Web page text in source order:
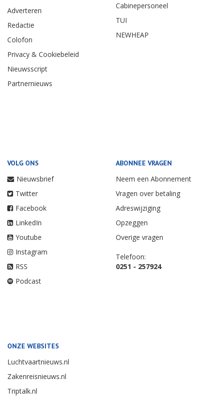
Adverteren
Redactie
Colofon
Privacy & Cookiebeleid
Nieuwsscript
Partnernieuws
Cabinepersoneel
TUI
NEWHEAP
VOLG ONS
Nieuwsbrief
Twitter
Facebook
LinkedIn
Youtube
Instagram
RSS
Podcast
ABONNEE VRAGEN
Neem een Abonnement
Vragen over betaling
Adreswijziging
Opzeggen
Overige vragen
Telefoon:
0251 - 257924
ONZE WEBSITES
Luchtvaartnieuws.nl
Zakenreisnieuws.nl
Triptalk.nl